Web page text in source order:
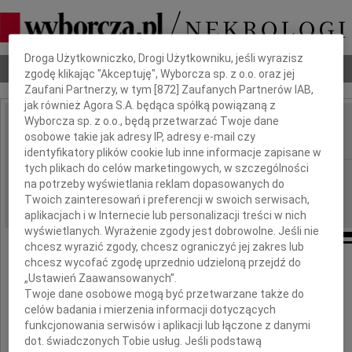
Nekrologi Odeszli Poradnik pogrzebowy
IMIĘ I NAZWISKO: Marek Tabor
REGION: Warszawa
DATA EMISJI: 19.09.2009
Wyrazy serdecznego współczucia Panu
doc. dr. Markowi Taborowi
z powodu śmierci
Dbamy o Twoją prywatność
Droga Użytkowniczko, Drogi Użytkowniku, jeśli wyrazisz
zgodę klikając "Akceptuję", Wyborcza sp. z o.o. oraz jej
Zaufani Partnerzy, w tym [872 ] Zaufanych Partnerów IAB,
jak również Agora S.A. będąca spółką powiązaną z
Wyborcza sp. z o.o., będą przetwarzać Twoje dane
osobowe takie jak adresy IP, adresy e-mail czy
identyfikatory plików cookie lub inne informacje zapisane w
tych plikach do celów marketingowych, w szczególności
na potrzeby wyświetlania reklam dopasowanych do
Twoich zainteresowań i preferencji w swoich serwisach,
aplikacjach i w Internecie lub personalizacji treści w nich
wyświetlanych. Wyrażenie zgody jest dobrowolne. Jeśli nie
chcesz wyrazić zgody, chcesz ograniczyć jej zakres lub
chcesz wycofać zgodę uprzednio udzieloną przejdź do
„Ustawień Zaawansowanych”.
Twoje dane osobowe mogą być przetwarzane także do
celów badania i mierzenia informacji dotyczących
funkcjonowania serwisów i aplikacji lub łączone z danymi
dot. świadczonych Tobie usług. Jeśli podstawą